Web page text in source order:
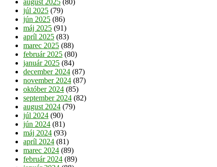
júl 2025 (79)
jún 2025 (86)
máj 2025 (91)
apríl 2025 (83)
marec 2025 (88)
február 2025 (80)
január 2025 (84)
december 2024 (87)
november 2024 (87)
október 2024 (85)
september 2024 (82)
august 2024 (79)
júl 2024 (90)
jún 2024 (81)
máj 2024 (93)
apríl 2024 (81)
marec 2024 (89)
február 2024 (89)